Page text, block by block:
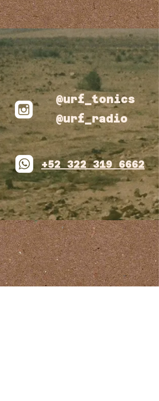
@urf_tonics
@urf_radio
+52 322 319 6662